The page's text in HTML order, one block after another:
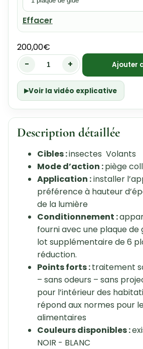
Effacer
200,00€
-
+ Ajouter
Voir la vidéo explicative
Description détaillée
Cibles :insectes Volants
Mode d’action :piège
Application :installer
préférence à hauteur
de la lumière
Conditionnement :
fourni avec une plaque de
lot supplémentaire de 6
réduction.
Points forts :traitement
– sans odeurs – sans
pour l’intérieur des
répond aux normes pour
alimentaires
Couleurs disponibles :
NOIR - BLANC